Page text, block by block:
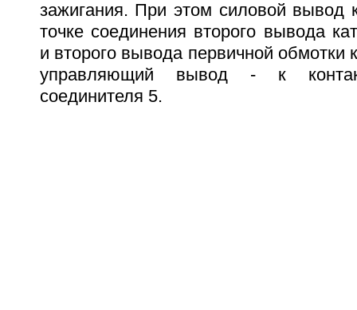
зажигания. При этом силовой вывод
точке соединения второго вывода
и второго вывода первичной обмотки
управляющий вывод - к
соединителя 5.